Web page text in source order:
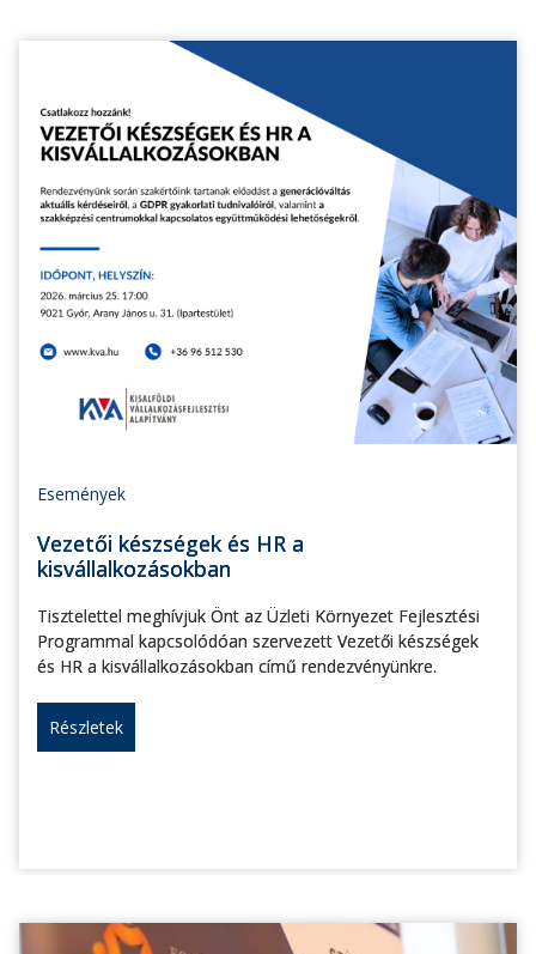
Események
Vezetői készségek és HR a
kisvállalkozásokban
Tisztelettel meghívjuk Önt az Üzleti Környezet Fejlesztési
Programmal kapcsolódóan szervezett Vezetői készségek
és HR a kisvállalkozásokban című rendezvényünkre.
Részletek